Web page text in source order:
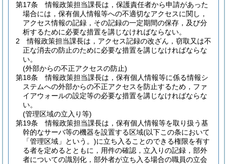
第17条
情報政策担当課長は，保護責任者から申請があった
場合には，保有個人情報等への不適切なアクセスに関し，
アクセス情報の記録，その記録の一定期間の保存，及び分
析するために必要な措置を講じなければならない。
2
情報政策担当課長は，アクセス記録の改ざん，窃取又は不
正な消去の防止のために必要な措置を講じなければならな
い。
(外部からの不正アクセスの防止)
第18条
情報政策担当課長は，保有個人情報等に係る情報シ
ステムへの外部からの不正アクセスを防止するため，ファ
イアウォールの設定等の必要な措置を講じなければならな
い。
(管理区域の立入り等)
第19条
情報政策担当課長は，保有個人情報等を取り扱う基
幹的なサーバ等の機器を設置する区域(以下この条において
「管理区域」という。)に立ち入ることのできる権限を有す
る者を定めるとともに，用件の確認，立入りの記録，部外
者についての識別化，部外者が立ち入る場合の職員の立会